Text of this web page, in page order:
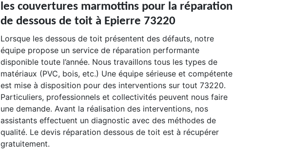
les couvertures marmottins pour la réparation
de dessous de toit à Epierre 73220
Lorsque les dessous de toit présentent des défauts, notre
équipe propose un service de réparation performante
disponible toute l’année. Nous travaillons tous les types de
matériaux (PVC, bois, etc.) Une équipe sérieuse et compétente
est mise à disposition pour des interventions sur tout 73220.
Particuliers, professionnels et collectivités peuvent nous faire
une demande. Avant la réalisation des interventions, nos
assistants effectuent un diagnostic avec des méthodes de
qualité. Le devis réparation dessous de toit est à récupérer
gratuitement.